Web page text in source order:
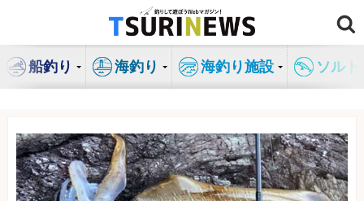
ン
船釣り 海釣り 海釣り施設 ソル